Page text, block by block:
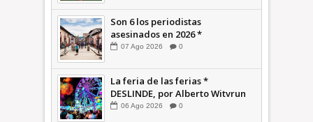
INFORMATIVA
Son 6 los periodistas
asesinados en 2026 *
COMENTARIO A TIEMPO
07 Ago 2026 0
La feria de las ferias *
DESLINDE, por Alberto Witvrun
06 Ago 2026 0